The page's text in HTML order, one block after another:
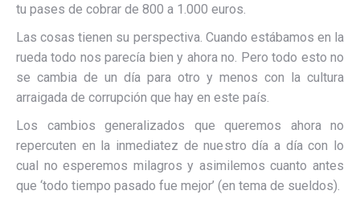
tu pases de cobrar de 800 a 1.000 euros.
Las cosas tienen su perspectiva. Cuando estábamos en la
rueda todo nos parecía bien y ahora no. Pero todo esto no
se cambia de un día para otro y menos con la cultura
arraigada de corrupción que hay en este país.
Los cambios generalizados que queremos ahora no
repercuten en la inmediatez de nuestro día a día con lo
cual no esperemos milagros y asimilemos cuanto antes
que ‘todo tiempo pasado fue mejor’ (en tema de sueldos).